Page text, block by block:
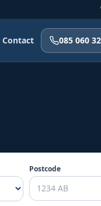
Contact 085 060
Postcode